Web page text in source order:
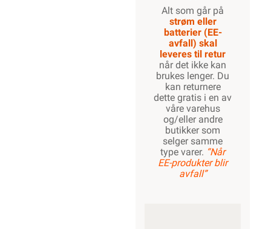
Alt som går på
strøm eller
batterier (EE-
avfall) skal
leveres til retur
når det ikke kan
brukes lenger. Du
kan returnere
dette gratis i en av
våre varehus
og/eller andre
butikker som
selger samme
type varer. “Når
EE-produkter blir
avfall”